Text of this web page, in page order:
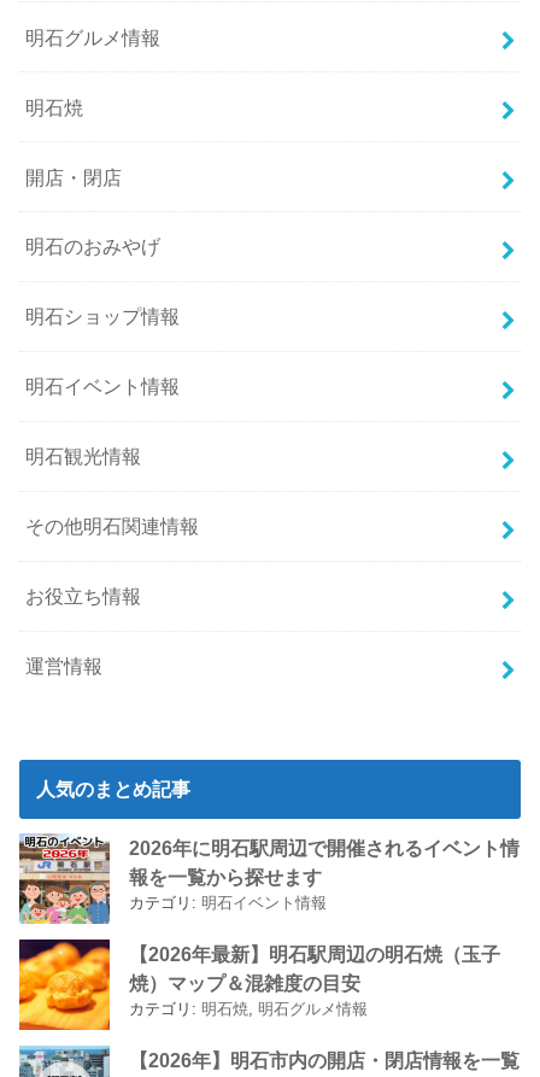
明石グルメ情報
明石焼
開店・閉店
明石のおみやげ
明石ショップ情報
明石イベント情報
明石観光情報
その他明石関連情報
お役立ち情報
運営情報
人気のまとめ記事
2026年に明石駅周辺で開催されるイベント情
報を一覧から探せます
カテゴリ:明石イベント情報
【2026年最新】明石駅周辺の明石焼（玉子
焼）マップ＆混雑度の目安
カテゴリ:明石焼,明石グルメ情報
【2026年】明石市内の開店・閉店情報を一覧